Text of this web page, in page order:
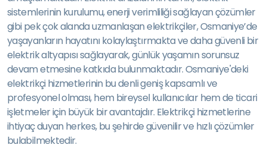
sistemlerinin kurulumu, enerji verimliliği sağlayan çözümler
gibi pek çok alanda uzmanlaşan elektrikçiler, Osmaniye’de
yaşayanların hayatını kolaylaştırmakta ve daha güvenli bir
elektrik altyapısı sağlayarak, günlük yaşamın sorunsuz
devam etmesine katkıda bulunmaktadır. Osmaniye'deki
elektrikçi hizmetlerinin bu denli geniş kapsamlı ve
profesyonel olması, hem bireysel kullanıcılar hem de ticari
işletmeler için büyük bir avantajdır. Elektrikçi hizmetlerine
ihtiyaç duyan herkes, bu şehirde güvenilir ve hızlı çözümler
bulabilmektedir.